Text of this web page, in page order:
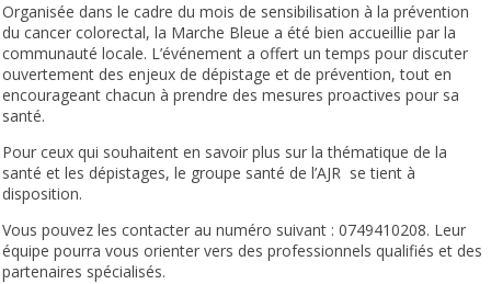
Organisée dans le cadre du mois de sensibilisation à la prévention
du cancer colorectal, la Marche Bleue a été bien accueillie par la
communauté locale. L’événement a offert un temps pour discuter
ouvertement des enjeux de dépistage et de prévention, tout en
encourageant chacun à prendre des mesures proactives pour sa
santé.
Pour ceux qui souhaitent en savoir plus sur la thématique de la
santé et les dépistages, le groupe santé de l’AJR se tient à
disposition.
Vous pouvez les contacter au numéro suivant : 0749410208. Leur
équipe pourra vous orienter vers des professionnels qualifiés et des
partenaires spécialisés.